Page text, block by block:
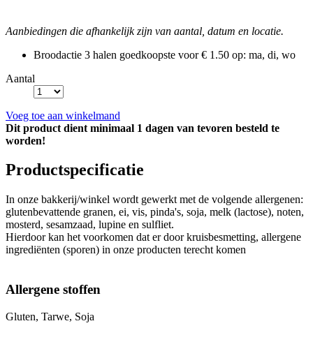
Aanbiedingen die afhankelijk zijn van aantal, datum en locatie.
Broodactie 3 halen goedkoopste voor € 1.50 op: ma, di, wo
Aantal
Voeg toe aan winkelmand
Dit product dient minimaal 1 dagen van tevoren besteld te
worden!
Productspecificatie
In onze bakkerij/winkel wordt gewerkt met de volgende allergenen:
glutenbevattende granen, ei, vis, pinda's, soja, melk (lactose), noten,
mosterd, sesamzaad, lupine en sulfliet.
Hierdoor kan het voorkomen dat er door kruisbesmetting, allergene
ingrediënten (sporen) in onze producten terecht komen
Allergene stoffen
Gluten, Tarwe, Soja